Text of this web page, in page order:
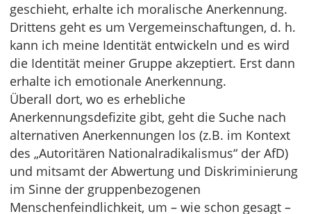
geschieht, erhalte ich moralische Anerkennung.
Drittens geht es um Vergemeinschaftungen, d. h.
kann ich meine Identität entwickeln und es wird
die Identität meiner Gruppe akzeptiert. Erst dann
erhalte ich emotionale Anerkennung.
Überall dort, wo es erhebliche
Anerkennungsdefizite gibt, geht die Suche nach
alternativen Anerkennungen los (z.B. im Kontext
des „Autoritären Nationalradikalismus“ der AfD)
und mitsamt der Abwertung und Diskriminierung
im Sinne der gruppenbezogenen
Menschenfeindlichkeit, um – wie schon gesagt –